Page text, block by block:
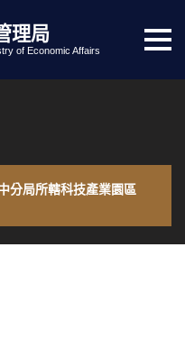
理局
of Economic Affairs
選
單
分局所轄科技產業園區